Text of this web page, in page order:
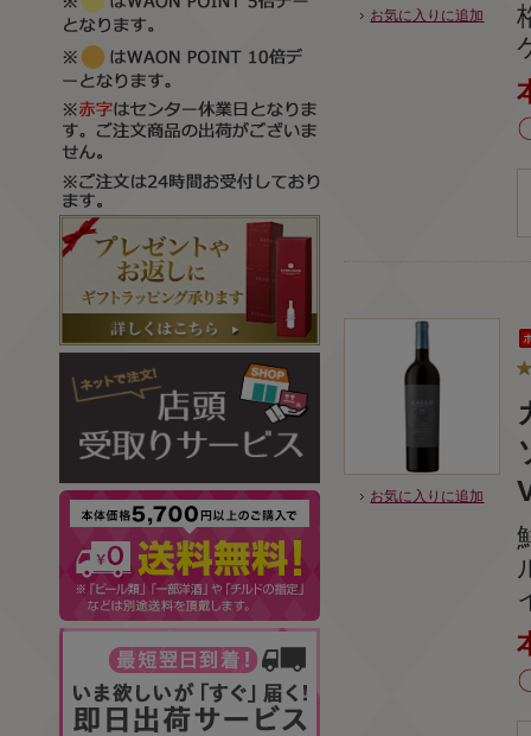
お気に入りに追加
お気に入りに追加